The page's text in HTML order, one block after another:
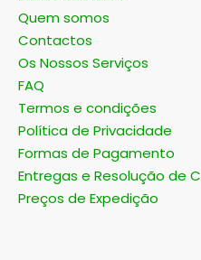
LINKS RÁPIDOS
Quem somos
Contactos
Os Nossos Serviços
FAQ
Termos e condições
Política de Privacidade
Formas de Pagamento